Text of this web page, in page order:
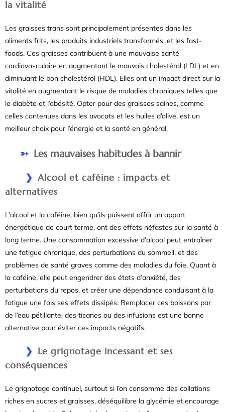
la vitalité
Les graisses trans sont principalement présentes dans les
aliments frits, les produits industriels transformés, et les fast-
foods. Ces graisses contribuent à une mauvaise santé
cardiovasculaire en augmentant le mauvais cholestérol (LDL) et en
diminuant le bon cholestérol (HDL). Elles ont un impact direct sur la
vitalité en augmentant le risque de maladies chroniques telles que
le diabète et l’obésité. Opter pour des graisses saines, comme
celles contenues dans les avocats et les huiles d’olive, est un
meilleur choix pour l’énergie et la santé en général.
Les mauvaises habitudes à bannir
Alcool et caféine : impacts et
alternatives
L’alcool et la caféine, bien qu’ils puissent offrir un apport
énergétique de court terme, ont des effets néfastes sur la santé à
long terme. Une consommation excessive d’alcool peut entraîner
une fatigue chronique, des perturbations du sommeil, et des
problèmes de santé graves comme des maladies du foie. Quant à
la caféine, elle peut engendrer des états d’anxiété, des
perturbations du repos, et créer une dépendance conduisant à la
fatigue une fois ses effets dissipés. Remplacer ces boissons par
de l’eau pétillante, des tisanes ou des infusions est une bonne
alternative pour éviter ces impacts négatifs.
Le grignotage incessant et ses
conséquences
Le grignotage continuel, surtout si l’on consomme des collations
riches en sucres et graisses, déséquilibre la glycémie et encourage